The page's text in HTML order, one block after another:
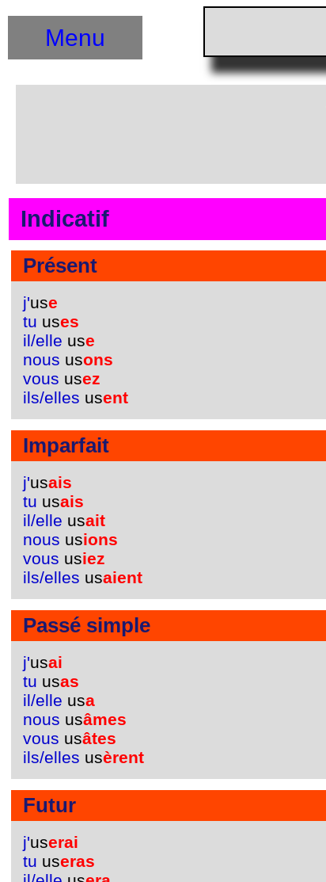
Menu
Indicatif
Présent
j'use
tu uses
il/elle use
nous usons
vous usez
ils/elles usent
Imparfait
j'usais
tu usais
il/elle usait
nous usions
vous usiez
ils/elles usaient
Passé simple
j'usai
tu usas
il/elle usa
nous usâmes
vous usâtes
ils/elles usèrent
Futur
j'userai
tu useras